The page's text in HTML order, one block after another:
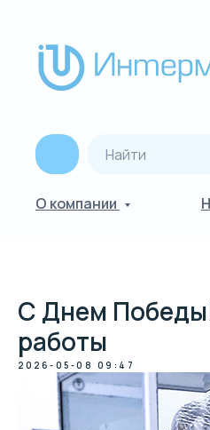
О компании
С Днем
работы
2026-05-08 09:47